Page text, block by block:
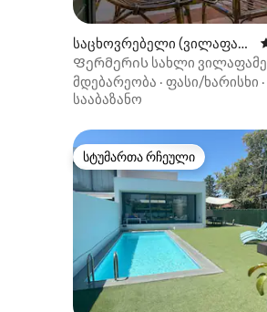
საცხოვრებელი (ვილაფამე
სი)
Ფერმერის სახლი
ცენტრში. „სახლი“
მდებარეობა · ფასი/ხარისხი ·
სააბაზანო
სტუმართა რჩეული
სტუმართა რჩეული